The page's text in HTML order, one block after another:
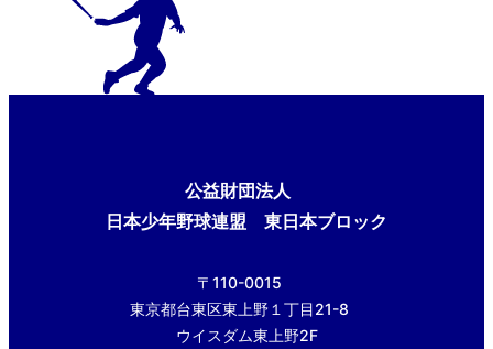
公益財団法人
日本少年野球連盟 東日本ブロック
〒110-0015
東京都台東区東上野１丁目21-8
ウイスダム東上野2F